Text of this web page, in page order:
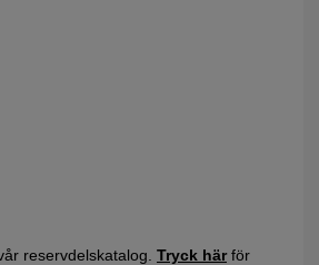
reservdelskatalog. Tryck härför